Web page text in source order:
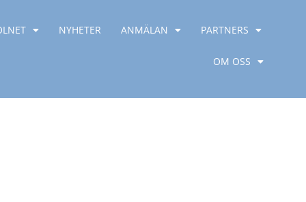
NYHETER ANMÄLAN PARTNERS
OM OSS